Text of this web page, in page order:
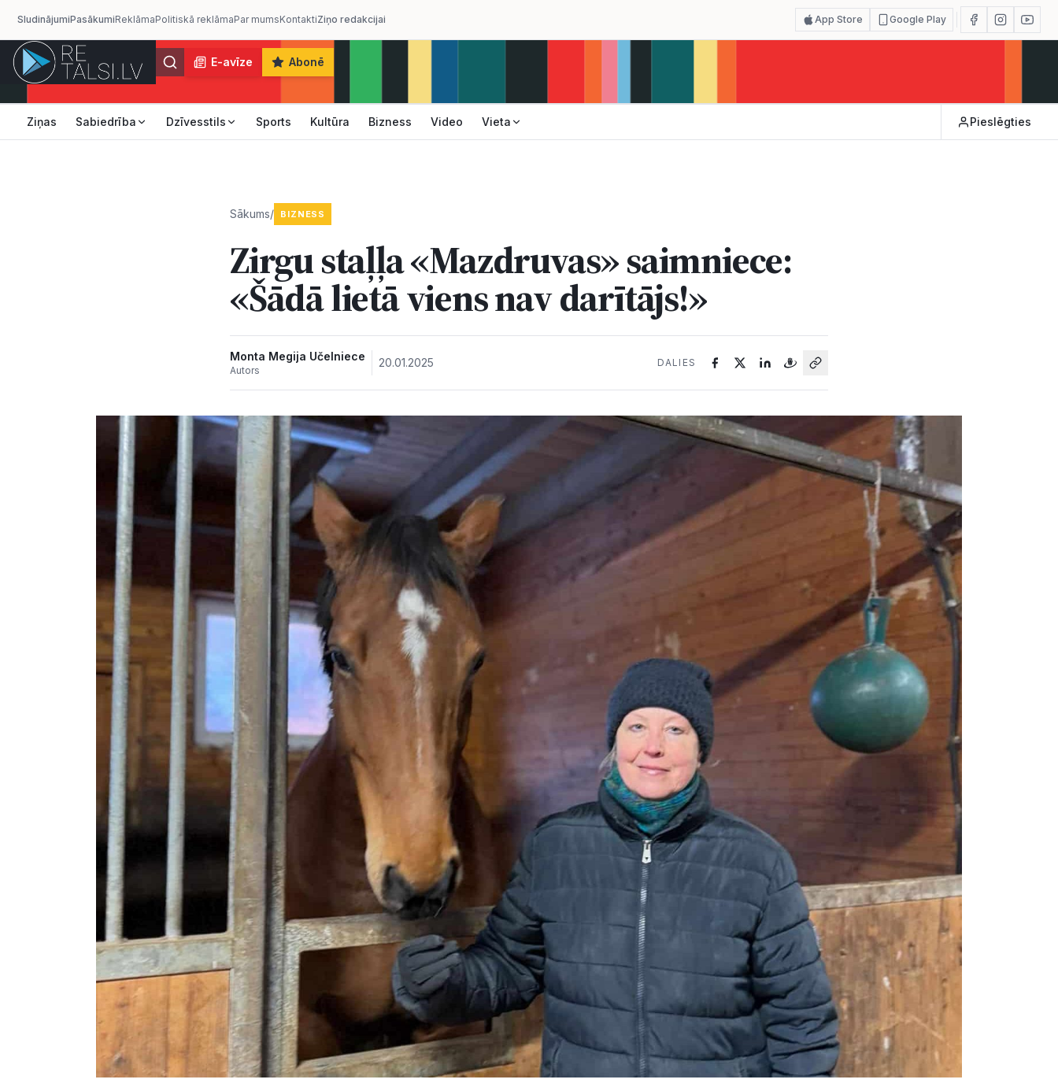
SludinājumiPasākumiReklāmaPolitiskā reklāmaPar mumsKontaktiZiņo redakcijai App Store Google Play
E-avīze Abonē
Ziņas Sabiedrība Dzīvesstils Sports Kultūra Bizness Video Vieta Pieslēgties
Sākums/ BIZNESS
Zirgu staļļa «Mazdruvas» saimniece:
«Šādā lietā viens nav darītājs!»
Monta Megija Učelniece
Autors
20.01.2025 DALIES